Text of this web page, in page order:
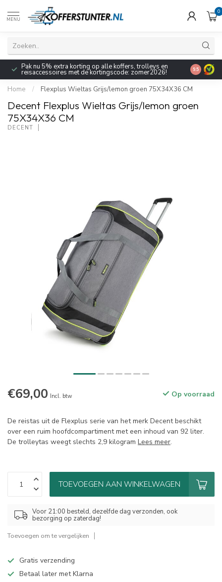
MENU
0
Pak nu 5% extra korting op alle koffers, trolleys en
reisaccessoires met de kortingscode: zomer2026! 9.5
Home / Flexplus Wieltas Grijs/lemon groen 75X34X36 CM
Decent Flexplus Wieltas Grijs/lemon groen
75X34X36 CM
DECENT
€69,00 Incl. btw Op voorraad
De reistas uit de Flexplus serie van het merk Decent beschikt
over een ruim hoofdcompartiment met een inhoud van 92 liter.
De trolleytas weegt slechts 2,9 kilogram Lees meer.
TOEVOEGEN AAN WINKELWAGEN
Voor 21:00 besteld, dezelfde dag verzonden, ook
bezorging op zaterdag!
Toevoegen om te vergelijken
Gratis verzending
Betaal later met Klarna